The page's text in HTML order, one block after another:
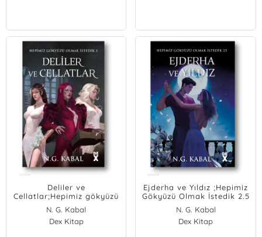
Deliler ve
Cellatlar;Hepimiz gökyüzü
olmak istedik 3
N. G. Kabal
Dex Kitap
Ejderha ve Yıldız ;Hepimiz
Gökyüzü Olmak İstedik 2.5
N. G. Kabal
Dex Kitap